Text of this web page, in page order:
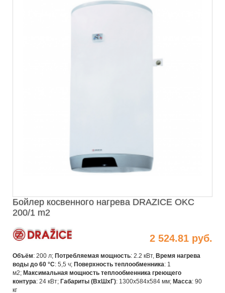
Бойлер косвенного нагрева DRAZICE OKC
200/1 m2
2 524.81 руб.
Объём: 200 л; Потребляемая мощность: 2.2 кВт, Время нагрева
воды до 60 °С: 5,5 ч; Поверхность теплообменника: 1
м2; Максимальная мощность теплообменника греющего
контура: 24 кВт; Габариты (ВхШхГ): 1300х584х584 мм; Масса: 90
кг